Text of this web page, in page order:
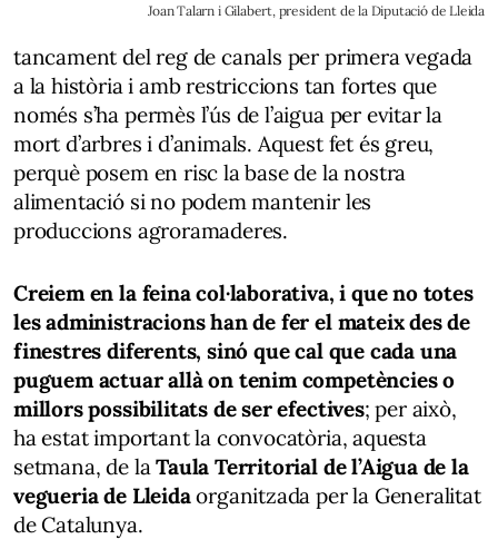
Joan Talarn i Gilabert, president de la Diputació de Lleida
tancament del reg de canals per primera vegada
a la història i amb restriccions tan fortes que
només s’ha permès l’ús de l’aigua per evitar la
mort d’arbres i d’animals. Aquest fet és greu,
perquè posem en risc la base de la nostra
alimentació si no podem mantenir les
produccions agroramaderes.
Creiem en la feina col·laborativa, i que no totes
les administracions han de fer el mateix des de
finestres diferents, sinó que cal que cada una
puguem actuar allà on tenim competències o
millors possibilitats de ser efectives; per això,
ha estat important la convocatòria, aquesta
setmana, de laTaula Territorial de l’Aigua de la
vegueria de Lleidaorganitzada per la Generalitat
de Catalunya.